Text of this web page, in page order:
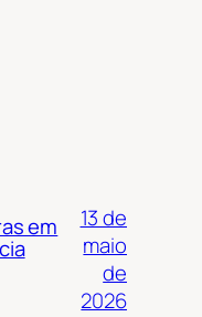
em
13 de
maio
de
2026